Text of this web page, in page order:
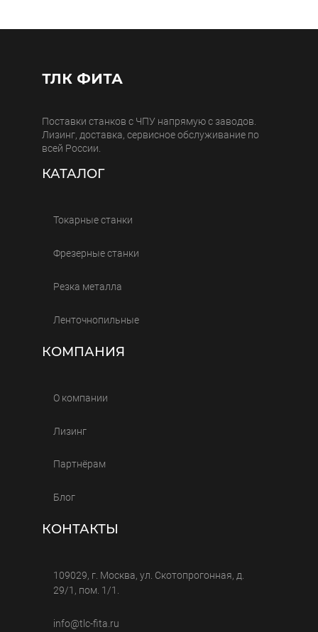
ТЛК ФИТА
Поставки станков с ЧПУ напрямую с заводов.
Лизинг, доставка, сервисное обслуживание по
всей России.
КАТАЛОГ
Токарные станки
Фрезерные станки
Резка металла
Ленточнопильные
КОМПАНИЯ
О компании
Лизинг
Партнёрам
Блог
КОНТАКТЫ
109029, г. Москва, ул. Скотопрогонная, д.
29/1, пом. 1/1.
info@tlc-fita.ru